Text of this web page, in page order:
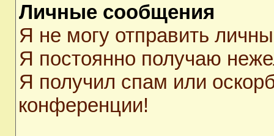
Личные сообщения
Я не могу отправить
Я постоянно получаю
Я получил спам или
конференции!